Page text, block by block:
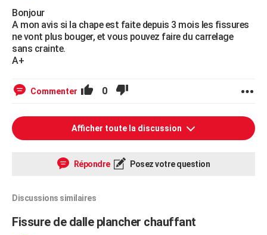
Bonjour
A mon avis si la chape est faite depuis 3 mois les fissures
ne vont plus bouger, et vous pouvez faire du carrelage
sans crainte.
A+
Commenter 0
Afficher toute la discussion
Répondre Posez votre question
Discussions similaires
Fissure de dalle plancher chauffant